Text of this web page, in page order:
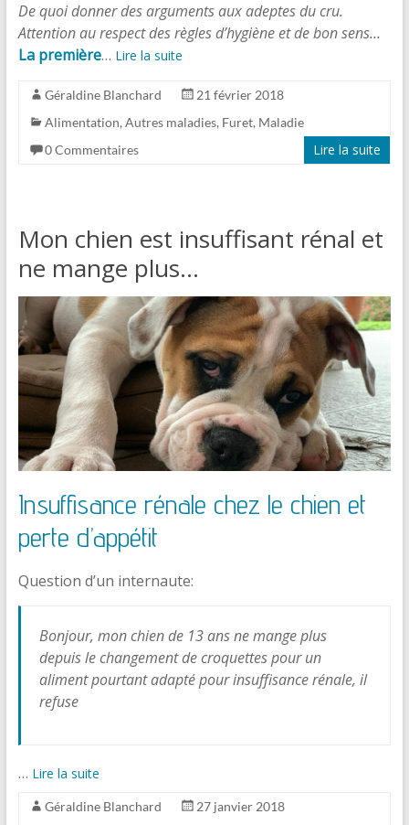
De quoi donner des arguments aux adeptes du cru.
Attention au respect des règles d’hygiène et de bon sens…
La première… Lire la suite
Géraldine Blanchard
21 février 2018
Alimentation, Autres maladies, Furet, Maladie
0 Commentaires
Lire la suite
Mon chien est insuffisant rénal et
ne mange plus…
Insuffisance rénale chez le chien et
perte d’appétit
Question d’un internaute:
Bonjour, mon chien de 13 ans ne mange plus
depuis le changement de croquettes pour un
aliment pourtant adapté pour insuffisance rénale, il
refuse
… Lire la suite
Géraldine Blanchard
27 janvier 2018